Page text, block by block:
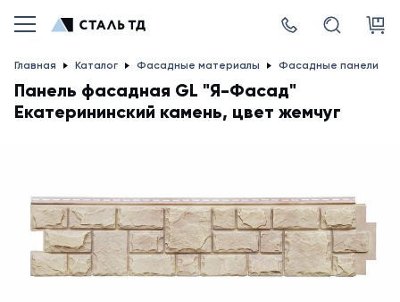
Главная Каталог Фасадные материалы Фасадные панели
Панель фасадная GL "Я-Фасад"
Екатерининский камень, цвет жемчуг